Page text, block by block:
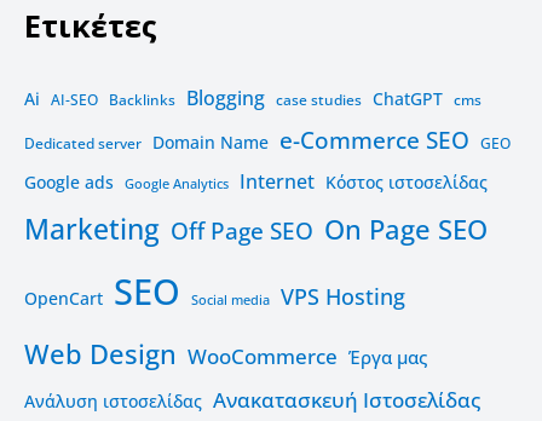
Ετικέτες
Ai AI-SEO Backlinks Blogging case studies ChatGPT cms
Dedicated server Domain Name e-Commerce SEO GEO
Google ads Google Analytics Internet Kόστος ιστοσελίδας
Marketing Off Page SEO On Page SEO
OpenCart SEO Social media VPS Hosting
Web Design WooCommerce Έργα μας
Ανάλυση ιστοσελίδας Ανακατασκευή Ιστοσελίδας